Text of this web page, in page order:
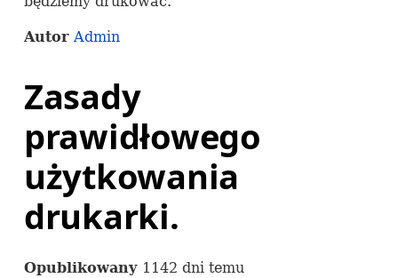
AutorAdmin
Zasady
prawidłowego
użytkowania
drukarki.
Opublikowany 1142 dni temu